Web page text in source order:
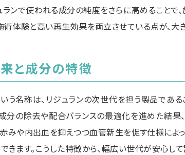
ランで使われる成分の純度をさらに高めること
術体験と高い再生効果を両立させている点が、大
と成分の特徴
いう名称は、リジュランの次世代を担う製品であ
分の除去や配合バランスの最適化を進めた結果
赤みや内出血を抑えつつ血管新生を促す仕様に
きます。こうした特徴から、幅広い世代が安心し